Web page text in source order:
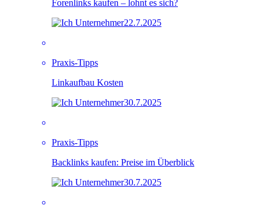
Forenlinks kaufen – lohnt es sich?
22.7.2025
Praxis-Tipps
Linkaufbau Kosten
30.7.2025
Praxis-Tipps
Backlinks kaufen: Preise im Überblick
30.7.2025